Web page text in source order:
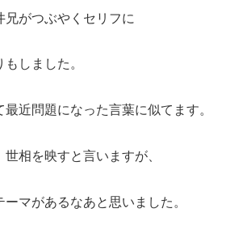
兄がつぶやくセリフに
しました。
最近問題になった言葉に似てます。
相を映すと言いますが、
マがあるなあと思いました。